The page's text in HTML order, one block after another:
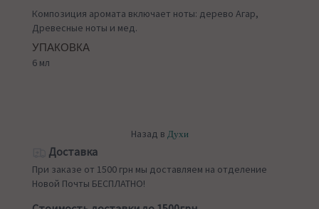
Композиция аромата включает ноты: дерево Агар,
Древесные ноты и мед.
УПАКОВКА
6 мл
Назад в Духи
Доставка
При заказе от 1500 грн мы доставляем на отделение
Новой Почты БЕСПЛАТНО!